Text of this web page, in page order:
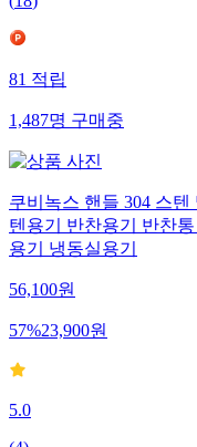
(18)
81적립
1,487명구매중
쿠비녹스 핸들 304 스텐
텐용기 반찬용기 반찬
용기 냉동실용기
56,100원
57%23,900원
5.0